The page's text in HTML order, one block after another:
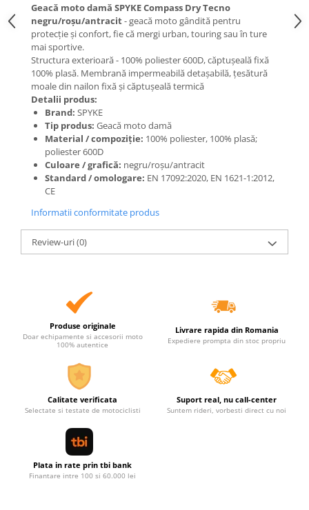
Geacă moto damă SPYKE Compass Dry Tecno
negru/roșu/antracit- geacă moto gândită pentru
protecție și confort, fie că mergi urban, touring sau în ture
mai sportive.
Structura exterioară - 100% poliester 600D, căptușeală fixă
100% plasă. Membrană impermeabilă detașabilă, țesătură
moale din nailon fixă și căptușeală termică
Detalii produs:
Brand: SPYKE
Tip produs: Geacă moto damă
Material / compoziție: 100% poliester, 100% plasă;
poliester 600D
Culoare / grafică: negru/roșu/antracit
Standard / omologare: EN 17092:2020, EN 1621-1:2012,
CE
Informatii conformitate produs
Review-uri(0)
Produse originale
Doar echipamente si accesorii moto
100% autentice
Livrare rapida din Romania
Expediere prompta din stoc propriu
Calitate verificata
Selectate si testate de motociclisti
Suport real, nu call-center
Suntem rideri, vorbesti direct cu noi
Plata in rate prin tbi bank
Finantare intre 100 si 60.000 lei